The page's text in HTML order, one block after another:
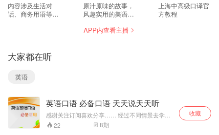
内容涉及生活对
话、商务用语等多
原汁原味的故事，
风趣实用的美语。
景，学习美国地道
上海中高级口译官
方教程
APP内查看主播
大家都在听
英语
英语口语 必备口语 天天说天天听
感谢关注订阅喜欢分享…… 经过不同情景去学习
英语，一学就会。 多说多听，让英语表达在大脑
中不停打转。 只要愿意相信自己，然后脚踏实地
22 8期
收藏